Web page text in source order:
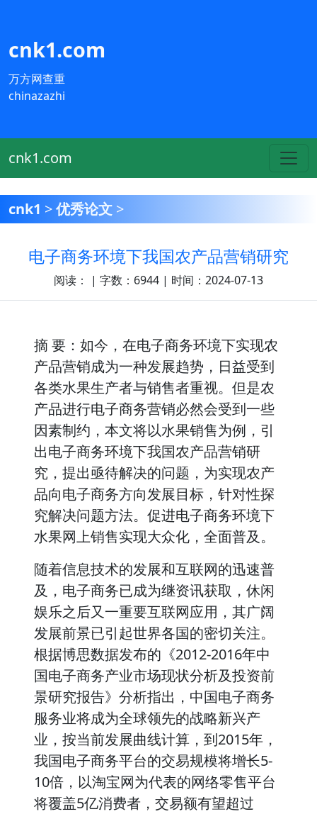
cnk1.com
万方网查重
chinazazhi
cnk1.com
cnk1 >优秀论文 >
电子商务环境下我国农产品营销研究
阅读： | 字数：6944 | 时间：2024-07-13
摘 要：如今，在电子商务环境下实现农
产品营销成为一种发展趋势，日益受到
各类水果生产者与销售者重视。但是农
产品进行电子商务营销必然会受到一些
因素制约，本文将以水果销售为例，引
出电子商务环境下我国农产品营销研
究，提出亟待解决的问题，为实现农产
品向电子商务方向发展目标，针对性探
究解决问题方法。促进电子商务环境下
水果网上销售实现大众化，全面普及。
随着信息技术的发展和互联网的迅速普
及，电子商务已成为继资讯获取，休闲
娱乐之后又一重要互联网应用，其广阔
发展前景已引起世界各国的密切关注。
根据博思数据发布的《2012-2016年中
国电子商务产业市场现状分析及投资前
景研究报告》分析指出，中国电子商务
服务业将成为全球领先的战略新兴产
业，按当前发展曲线计算，到2015年，
我国电子商务平台的交易规模将增长5-
10倍，以淘宝网为代表的网络零售平台
将覆盖5亿消费者，交易额有望超过